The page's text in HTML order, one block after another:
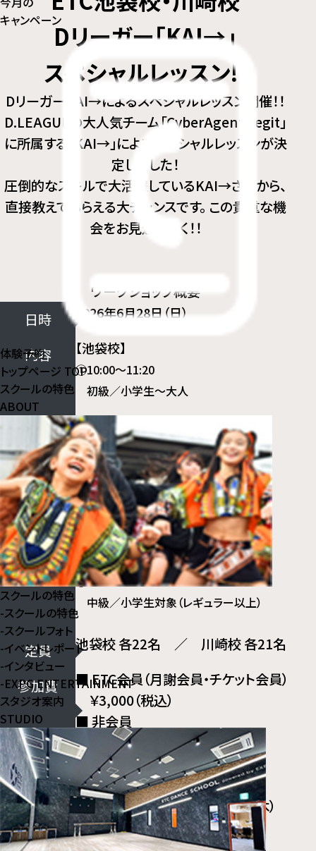
キャンペーン
体験予約
トップページ TOP
スクールの特色
ABOUT
スクールの特色
-スクールの特色
-スクールフォト
-イベントレポート
-インタビュー
-EXPG ENTERTAINMENT
スタジオ案内
STUDIO
Dリーガー「KAI→」
スペシャルレッスン!!
DリーガーKAI→によるスペシャルレッスン開催！！
D.LEAGUEの大人気チーム「CyberAgent Legit」
に所属する「KAI→」によるスペシャルレッスンが決
定しました！
圧倒的なスキルで大活躍しているKAI→さんから、
直接教えてもらえる大チャンスです。 この貴重な機
会をお見逃しなく！！
ワークショップ概要
日時
2026年6月28日（日）
内容 【池袋校】
①10:00～11:20
初級／小学生～大人
②11:40～13:00
中級／小学生～大人
【川崎校】
①15:00～16:20
中級／中学生以上（キッズ選抜受講可）
②16:40～18:00
中級／小学生対象（レギュラー以上）
定員 池袋校 各22名 ／ 川崎校 各21名
参加費
■ ETC会員（月謝会員・チケット会員）
￥3,000（税込）
■ 非会員
￥4,000（税込）
申込期間
■先行申込
〔キッズ養成/プロジェクト会員〕
6月15日（月）18:00～6月18日（木）
18:00